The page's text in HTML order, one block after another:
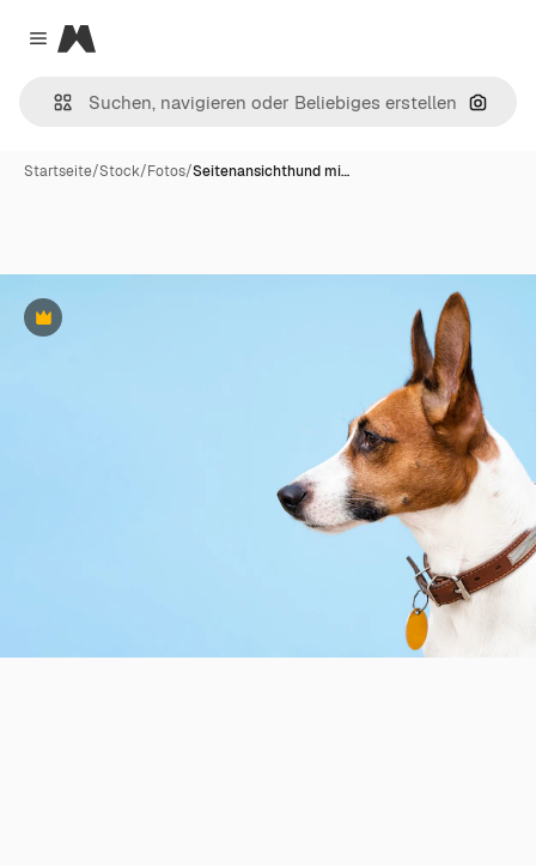
Close menu
Magnific
Nach
Startseite/Stock/Fotos/Seitenansichthund mi…
Premium